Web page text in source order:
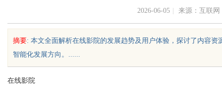
2026-06-05 来源：互联网
摘要: 本文全面解析在线影院的发展趋势及用户体验，探讨了内容
智能化发展方向。......
在线影院国内抽绳式垃圾袋批量采购避坑攻